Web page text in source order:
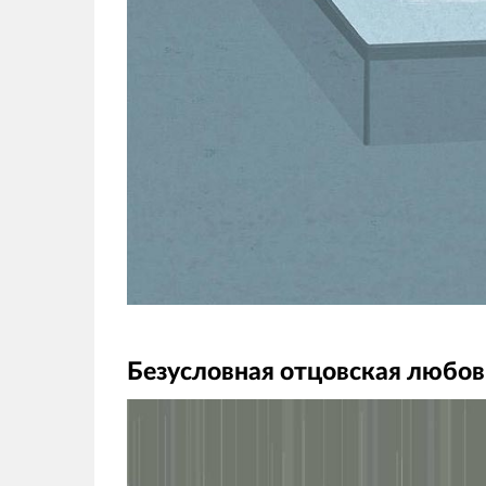
Безусловная отцовская